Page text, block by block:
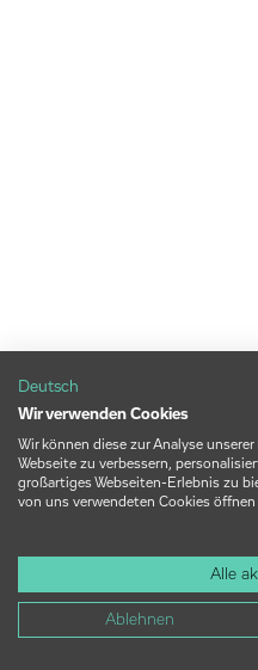
Deutsch
Wir verwenden Cookies
Wir können diese zur Analyse
Webseite zu verbessern,
großartiges Webseiten-Erlebnis zu
von uns verwendeten Cookies
Alle
Ablehnen